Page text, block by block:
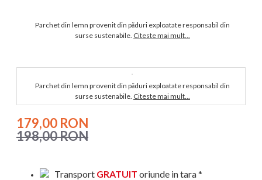
Parchet din lemn provenit din păduri exploatate responsabil din
surse sustenabile. Citeste mai mult...
Parchet din lemn provenit din păduri exploatate responsabil din
surse sustenabile. Citeste mai mult...
179,00 RON
198,00 RON
Transport GRATUIT oriunde in tara *